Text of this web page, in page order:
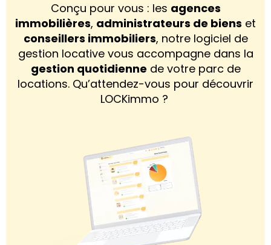
Conçu pour vous : les agences
immobilières, administrateurs de biens et
conseillers immobiliers, notre logiciel de
gestion locative vous accompagne dans la
gestion quotidienne de votre parc de
locations. Qu’attendez-vous pour découvrir
LOCKimmo ?